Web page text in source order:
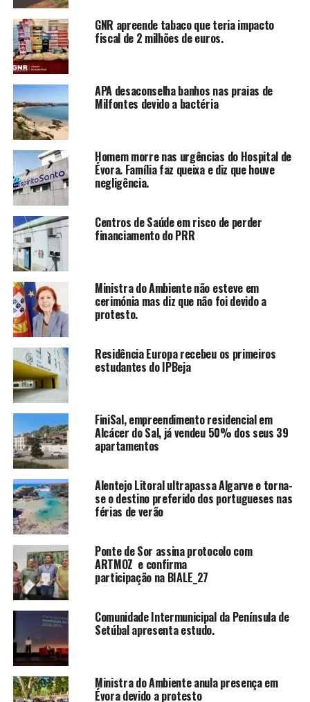
GNR apreende tabaco que teria impacto
fiscal de 2 milhões de euros.
APA desaconselha banhos nas praias de
Milfontes devido a bactéria
Homem morre nas urgências do Hospital de
Évora. Família faz queixa e diz que houve
negligência.
Centros de Saúde em risco de perder
financiamento do PRR
Ministra do Ambiente não esteve em
cerimónia mas diz que não foi devido a
protesto.
Residência Europa recebeu os primeiros
estudantes do IPBeja
FiniSal, empreendimento residencial em
Alcácer do Sal, já vendeu 50% dos seus 39
apartamentos
Alentejo Litoral ultrapassa Algarve e torna-
se o destino preferido dos portugueses nas
férias de verão
Ponte de Sor assina protocolo com
ARTMOZ e confirma
participação na BIALE_27
Comunidade Intermunicipal da Península de
Setúbal apresenta estudo.
Ministra do Ambiente anula presença em
Évora devido a protesto